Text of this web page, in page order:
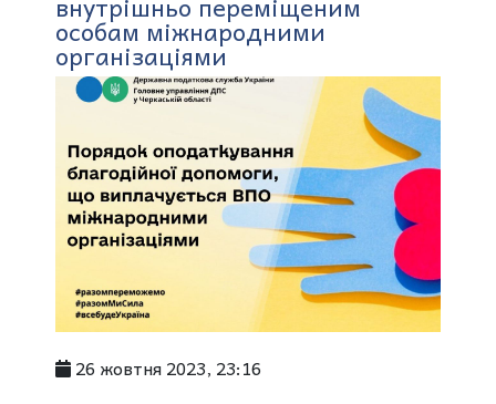
особам міжнародними
організаціями
26 жовтня 2023, 23:16